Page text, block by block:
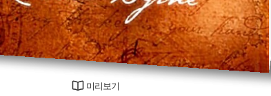
미리보기